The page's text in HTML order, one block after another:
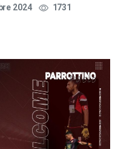
2024 1731